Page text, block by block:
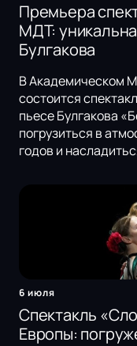
Премьера
МДТ:
Булгакова
В Академическом
состоится
пьесе Булгакова
погрузиться в
годов и
6 июля
Спектакль
Европы: